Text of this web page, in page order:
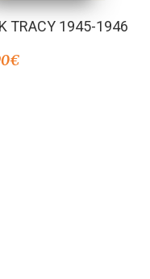
TRACY 1945-1946
€